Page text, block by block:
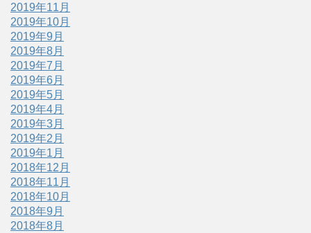
2019年11月
2019年10月
2019年9月
2019年8月
2019年7月
2019年6月
2019年5月
2019年4月
2019年3月
2019年2月
2019年1月
2018年12月
2018年11月
2018年10月
2018年9月
2018年8月